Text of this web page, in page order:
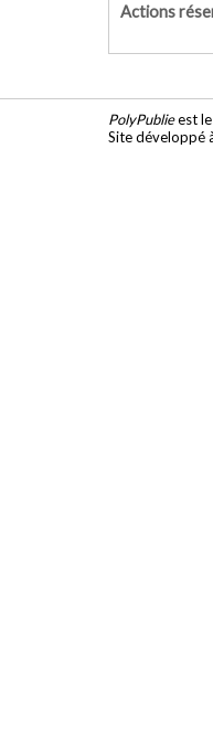
Actions
PolyPublieest
Site développé